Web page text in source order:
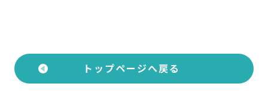
トップページへ戻る